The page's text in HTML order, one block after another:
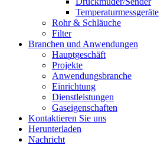
Temperaturmessgeräte
Rohr & Schläuche
Filter
Branchen und Anwendungen
Hauptgeschäft
Projekte
Anwendungsbranche
Einrichtung
Dienstleistungen
Gaseigenschaften
Kontaktieren Sie uns
Herunterladen
Nachricht